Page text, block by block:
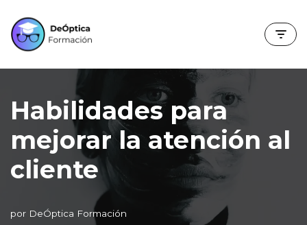
Saltar
al
contenido
Habilidades para
mejorar la atención al
cliente
por DeÓptica Formación